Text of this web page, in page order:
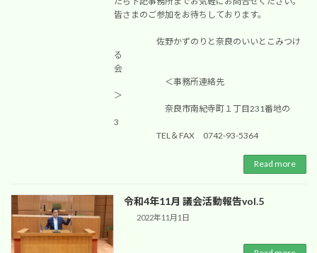
皆さまのご参加をお待ちしております。
佐野かずのりと奈良のいいとこみつけ
る
会
＜事務所連絡先
＞
奈良市南紀寺町１丁目231番地の
3
TEL＆FAX 0742-93-5364
Read more
令和4年11月 議会活動報告vol.5
2022年11月1日